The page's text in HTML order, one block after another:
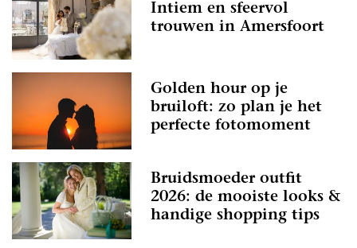
Intiem en sfeervol
trouwen in Amersfoort
Golden hour op je
bruiloft: zo plan je het
perfecte fotomoment
Bruidsmoeder outfit
2026: de mooiste looks &
handige shopping tips